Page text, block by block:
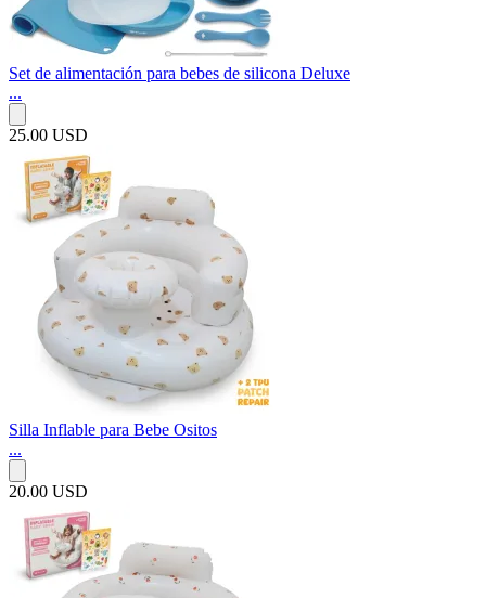
Set de alimentación para bebes de silicona Deluxe
...
25.00 USD
Silla Inflable para Bebe Ositos
...
20.00 USD